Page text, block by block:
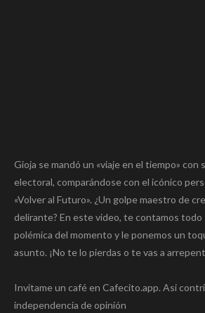
Gioja se mandó un «viaje en el tiempo» con
electoral, comparándose con el icónico
«Volver al Futuro». ¿Un golpe maestro de
delirante? En este video, te contamos todo
polémica del momento y le ponemos un
asunto. ¡No te lo pierdas o te vas a
Invitame un café en Cafecito.app. Asi
independencia de opinión